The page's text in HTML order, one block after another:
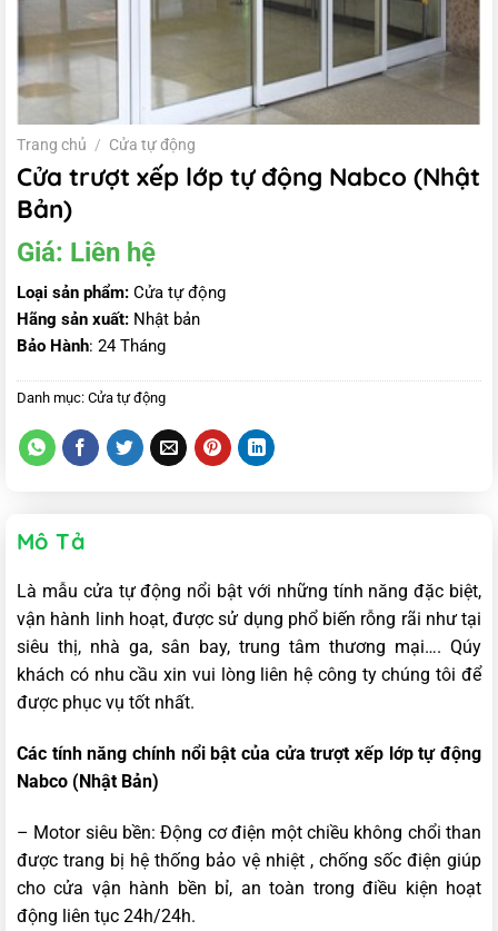
Trang chủ / Cửa tự động
Cửa trượt xếp lớp tự động Nabco (Nhật
Bản)
Giá: Liên hệ
Loại sản phẩm: Cửa tự động
Hãng sản xuất: Nhật bản
Bảo Hành: 24 Tháng
Danh mục: Cửa tự động
Mô Tả
Là mẫu cửa tự động nổi bật với những tính năng đặc biệt,
vận hành linh hoạt, được sử dụng phổ biến rỗng rãi như tại
siêu thị, nhà ga, sân bay, trung tâm thương mại…. Qúy
khách có nhu cầu xin vui lòng liên hệ công ty chúng tôi để
được phục vụ tốt nhất.
Các tính năng chính nổi bật của cửa trượt xếp lớp tự động
Nabco (Nhật Bản)
– Motor siêu bền: Động cơ điện một chiều không chổi than
được trang bị hệ thống bảo vệ nhiệt , chống sốc điện giúp
cho cửa vận hành bền bỉ, an toàn trong điều kiện hoạt
động liên tục 24h/24h.